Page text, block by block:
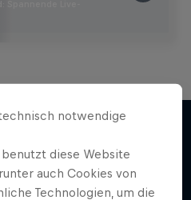
Spannende Live-
notwendige
diese Website
auch Cookies von
Technologien, um die